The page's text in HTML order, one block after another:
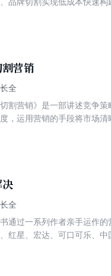
的国内企业，行业和规模
长，兼北京大学MBA总裁
学院客座教授、中央电视
割营销
全
切割营销》是一部讲述竞争
，运用营销的手段将市场
决
全
通过一系列作者亲手运作
红星、宏达、可口可乐、